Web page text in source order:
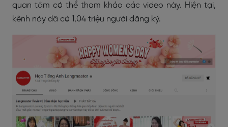
quan tâm có thể tham khảo các video này. Hiện tại,
kênh này đã có 1,04 triệu người đăng ký.